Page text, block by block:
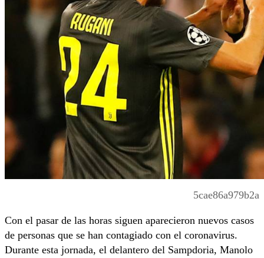
5cae86a979b2a
Con el pasar de las horas siguen aparecieron nuevos casos
de personas que se han contagiado con el coronavirus.
Durante esta jornada, el delantero del Sampdoria, Manolo